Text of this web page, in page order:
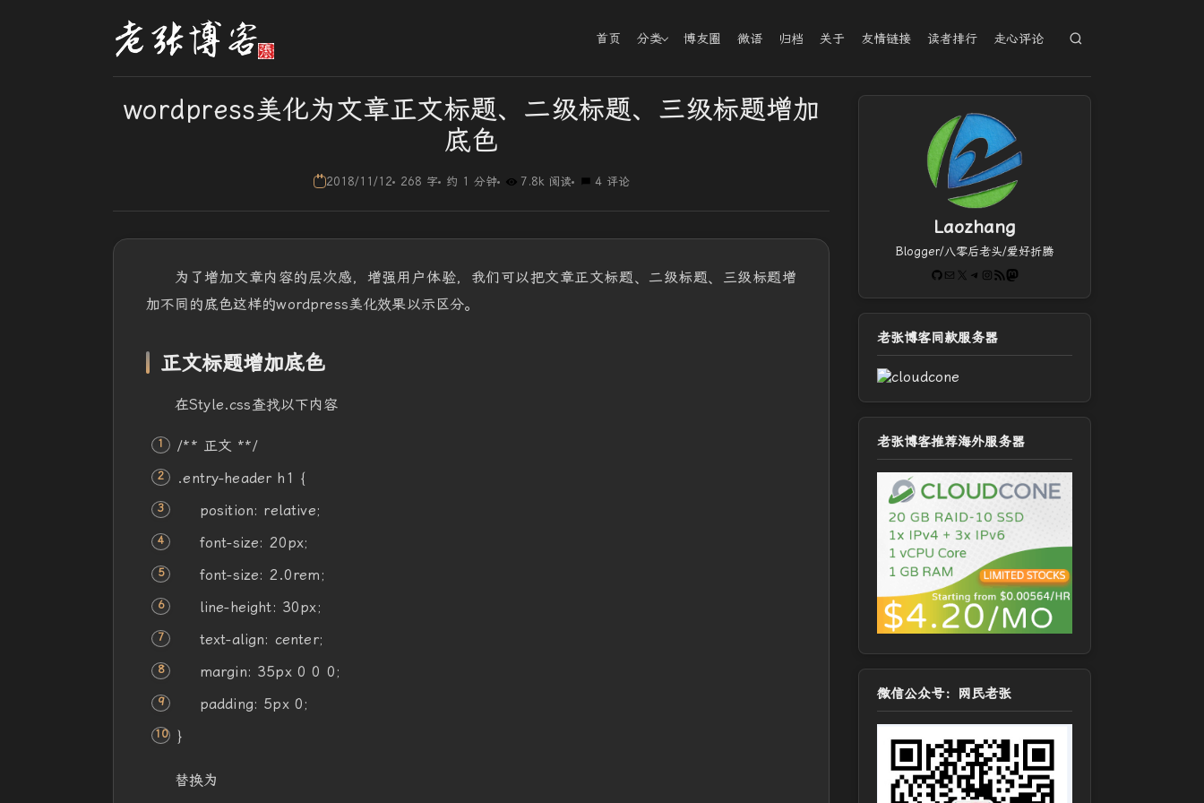
首页 分类 博友圈 微语 归档 关于 友情链接 读者排行 走心评论
wordpress美化为文章正文标题、二级标题、三级标题增加
底色
2018/11/12 268 字 约 1 分钟 7.8k 阅读 4 评论
为了增加文章内容的层次感，增强用户体验，我们可以把文章正文标题、二级标题、三级标题增
加不同的底色这样的wordpress美化效果以示区分。
正文标题增加底色
在Style.css查找以下内容
/** 正文 **/
.entry-header h1 {
position: relative;
font-size: 20px;
font-size: 2.0rem;
line-height: 30px;
text-align: center;
margin: 35px0 0 0;
padding: 5px0;
}
替换为
Laozhang
Blogger/八零后老头/爱好折腾
GitHub
电子邮件 X Telegram
Instagram
RSS FeedMastodon
老张博客同款服务器
老张博客推荐海外服务器
微信公众号：网民老张